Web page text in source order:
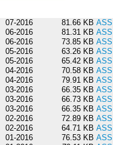
07-2016 81.66 KB
06-2016 81.31 KB
06-2016 73.85 KB
05-2016 63.26 KB
05-2016 65.42 KB
04-2016 70.58 KB
04-2016 79.91 KB
03-2016 66.35 KB
03-2016 66.73 KB
03-2016 66.35 KB
02-2016 72.89 KB
02-2016 64.71 KB
01-2016 76.53 KB